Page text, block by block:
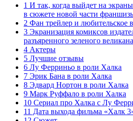
1 И так, когда выйдет на
в сюжете новой части
2 Фан трейлер и любительское
3 Экранизация комиксов
разъяренного зеленого великана
4 Актеры
5 Лучшие отзывы
6 Лу Ферриньо в роли Халка
7 Эрик Бана в роли Халка
8 Эдвард Нортон в роли Халка
9 Марк Руффало в роли Халка
10 Сериал про Халка с Лу
11 Дата выхода фильма «Халк